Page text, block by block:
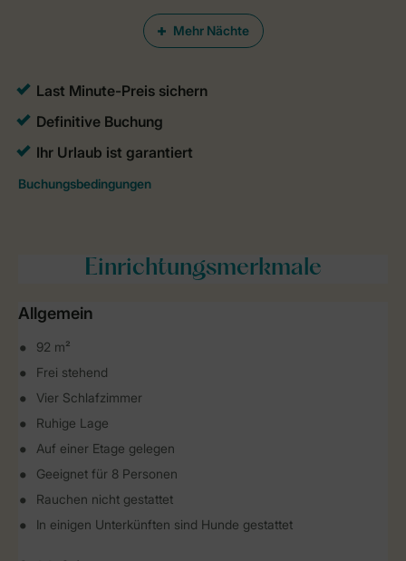
Mehr Nächte
Einrichtungsmerkmale
Allgemein
92 m²
Frei stehend
Vier Schlafzimmer
Ruhige Lage
Auf einer Etage gelegen
Geeignet für 8 Personen
Rauchen nicht gestattet
In einigen Unterkünften sind Hunde gestattet